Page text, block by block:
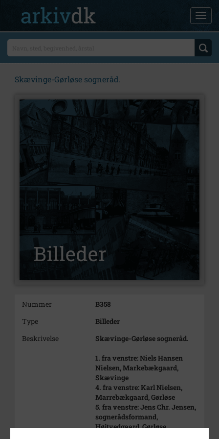
Skævinge-Gørløse sogneråd.
Nummer
B358
Type
Billeder
Beskrivelse
Skævinge-Gørløse sogneråd.
1. fra venstre: Niels Hansen
Nielsen, Markebækgaard,
Skævinge
4. fra venstre: Karl Nielsen,
Marrebækgaard, Gørløse
5. fra venstre: Jens Chr. Jensen,
sognerådsformand,
Højtvedgaard, Gørløse